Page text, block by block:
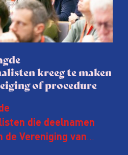
kreeg te maken
of procedure
die deelnamen
de Vereniging van